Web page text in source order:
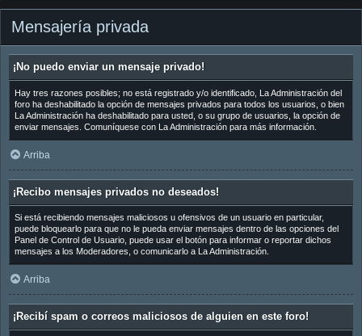
Mensajería privada
¡No puedo enviar un mensaje privado!
Hay tres razones posibles; no está registrado y/o identificado, La Administración del
foro ha deshabilitado la opción de mensajes privados para todos los usuarios, o bien
La Administración ha deshabilitado para usted, o su grupo de usuarios, la opción de
enviar mensajes. Comuníquese con La Administración para más información.
Arriba
¡Recibo mensajes privados no deseados!
Si está recibiendo mensajes maliciosos u ofensivos de un usuario en particular,
puede bloquearlo para que no le pueda enviar mensajes dentro de las opciones del
Panel de Control de Usuario, puede usar el botón para informar o reportar dichos
mensajes a los Moderadores, o comunicarlo a La Administración.
Arriba
¡Recibí spam o correos maliciosos de alguien en este foro!